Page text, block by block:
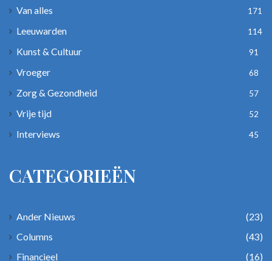
Van alles 171
Leeuwarden 114
Kunst & Cultuur 91
Vroeger 68
Zorg & Gezondheid 57
Vrije tijd 52
Interviews 45
CATEGORIEËN
Ander Nieuws
(23)
Columns
(43)
Financieel
(16)